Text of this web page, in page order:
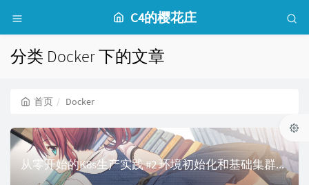
C4的樱花庄
分类 Docker 下的文章
首页 Docker
从零开始的K8s生产实践 #2 环境初始化和基础集群部署